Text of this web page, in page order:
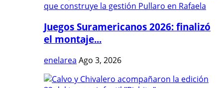
Juegos Suramericanos 2026: finalizó
el montaje...
enelarea Ago 3, 2026